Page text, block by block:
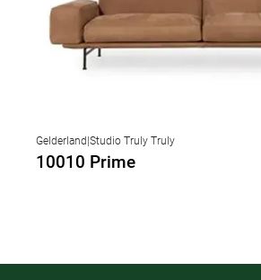
Gelderland|Studio Truly Truly
10010 Prime